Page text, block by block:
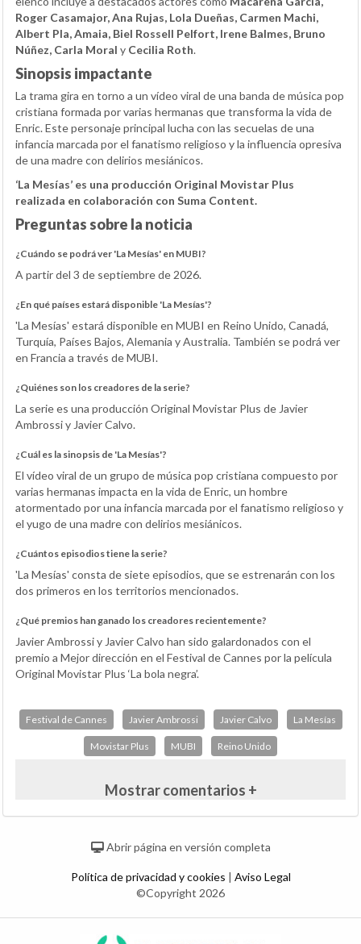
Roger Casamajor, Ana Rujas, Lola Dueñas, Carmen Machi,
Albert Pla, Amaia, Biel Rossell Pelfort, Irene Balmes, Bruno
Núñez, Carla Moral y Cecilia Roth.
Sinopsis impactante
La trama gira en torno a un vídeo viral de una banda de música pop
cristiana formada por varias hermanas que transforma la vida de
Enric. Este personaje principal lucha con las secuelas de una
infancia marcada por el fanatismo religioso y la influencia opresiva
de una madre con delirios mesiánicos.
‘La Mesías’ es una producción Original Movistar Plus
realizada en colaboración con Suma Content.
Preguntas sobre la noticia
¿Cuándo se podrá ver 'La Mesías' en MUBI?
A partir del 3 de septiembre de 2026.
¿En qué países estará disponible 'La Mesías'?
'La Mesías' estará disponible en MUBI en Reino Unido, Canadá,
Turquía, Países Bajos, Alemania y Australia. También se podrá ver
en Francia a través de MUBI.
¿Quiénes son los creadores de la serie?
La serie es una producción Original Movistar Plus de Javier
Ambrossi y Javier Calvo.
¿Cuál es la sinopsis de 'La Mesías'?
El vídeo viral de un grupo de música pop cristiana compuesto por
varias hermanas impacta en la vida de Enric, un hombre
atormentado por una infancia marcada por el fanatismo religioso y
el yugo de una madre con delirios mesiánicos.
¿Cuántos episodios tiene la serie?
'La Mesías' consta de siete episodios, que se estrenarán con los
dos primeros en los territorios mencionados.
¿Qué premios han ganado los creadores recientemente?
Javier Ambrossi y Javier Calvo han sido galardonados con el
premio a Mejor dirección en el Festival de Cannes por la película
Original Movistar Plus ‘La bola negra’.
Festival de Cannes Javier Ambrossi Javier Calvo La Mesías
Movistar Plus MUBI Reino Unido
Mostrar comentarios +
Abrir página en versión completa
Política de privacidad y cookies | Aviso Legal
©Copyright 2026